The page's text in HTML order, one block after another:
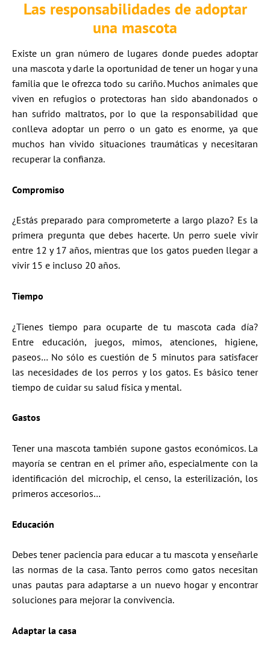
Las responsabilidades de adoptar
una mascota
Existe un gran número de lugares donde puedes adoptar
una mascota y darle la oportunidad de tener un hogar y una
familia que le ofrezca todo su cariño. Muchos animales que
viven en refugios o protectoras han sido abandonados o
han sufrido maltratos, por lo que la responsabilidad que
conlleva adoptar un perro o un gato es enorme, ya que
muchos han vivido situaciones traumáticas y necesitaran
recuperar la confianza.
Compromiso
¿Estás preparado para comprometerte a largo plazo? Es la
primera pregunta que debes hacerte. Un perro suele vivir
entre 12 y 17 años, mientras que los gatos pueden llegar a
vivir 15 e incluso 20 años.
Tiempo
¿Tienes tiempo para ocuparte de tu mascota cada día?
Entre educación, juegos, mimos, atenciones, higiene,
paseos… No sólo es cuestión de 5 minutos para satisfacer
las necesidades de los perros y los gatos. Es básico tener
tiempo de cuidar su salud física y mental.
Gastos
Tener una mascota también supone gastos económicos. La
mayoría se centran en el primer año, especialmente con la
identificación del microchip, el censo, la esterilización, los
primeros accesorios…
Educación
Debes tener paciencia para educar a tu mascota y enseñarle
las normas de la casa. Tanto perros como gatos necesitan
unas pautas para adaptarse a un nuevo hogar y encontrar
soluciones para mejorar la convivencia.
Adaptar la casa